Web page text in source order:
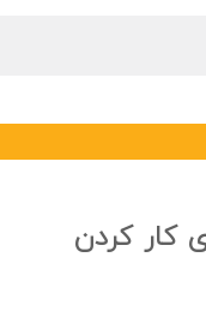
کار کردن